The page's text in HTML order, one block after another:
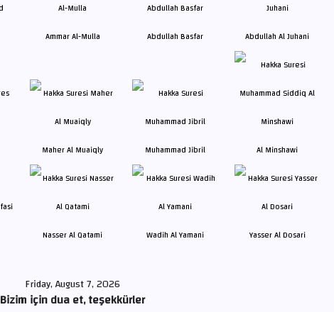
Ammar Al-Mulla Abdullah Basfar Abdullah Al Juhani
Maher Al Muaiqly Muhammad Jibril Al Minshawi
Nasser Al Qatami Wadih Al Yamani Yasser Al Dosari
Friday, August 7, 2026
Bizim için dua et, teşekkürler